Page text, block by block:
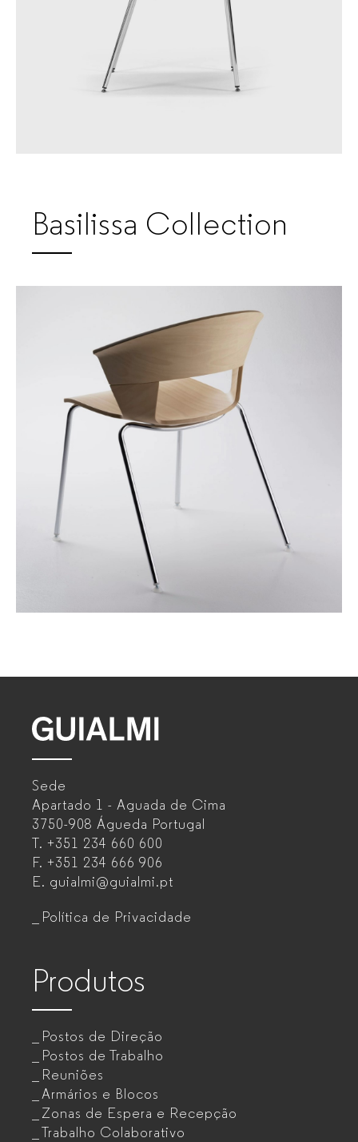
Basilissa Collection
Sede
Apartado 1 - Aguada de Cima
3750-908 Águeda Portugal
T. +351 234 660 600
F. +351 234 666 906
E. guialmi@guialmi.pt
Política de Privacidade
Produtos
Postos de Direção
Postos de Trabalho
Reuniões
Armários e Blocos
Zonas de Espera e Recepção
Trabalho Colaborativo